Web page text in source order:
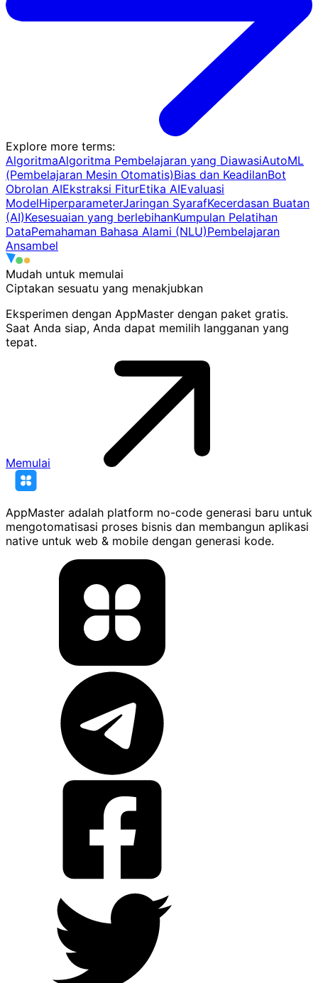
Explore more terms:
AlgoritmaAlgoritma Pembelajaran yang DiawasiAutoML
(Pembelajaran Mesin Otomatis)Bias dan KeadilanBot
Obrolan AIEkstraksi FiturEtika AIEvaluasi
ModelHiperparameterJaringan SyarafKecerdasan Buatan
(AI)Kesesuaian yang berlebihanKumpulan Pelatihan
DataPemahaman Bahasa Alami (NLU)Pembelajaran
Ansambel
Mudah untuk memulai
Ciptakan sesuatu yang menakjubkan
Eksperimen dengan AppMaster dengan paket gratis.
Saat Anda siap, Anda dapat memilih langganan yang
tepat.
Memulai
AppMaster adalah platform no-code generasi baru untuk
mengotomatisasi proses bisnis dan membangun aplikasi
native untuk web & mobile dengan generasi kode.